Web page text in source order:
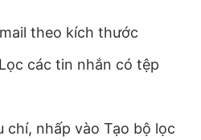
theo kích thước
các tin nhắn có tệp
chí, nhấp vào Tạo bộ lọc